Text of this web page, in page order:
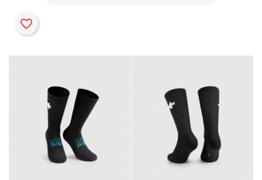
favorite_border